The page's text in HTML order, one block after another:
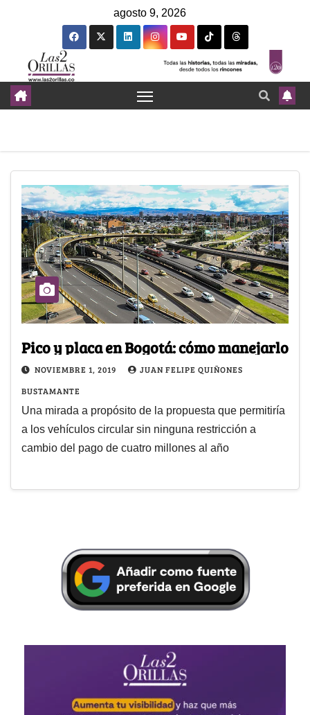
agosto 9, 2026
Pico y placa en Bogotá: cómo manejarlo
NOVIEMBRE 1, 2019
JUAN FELIPE QUIÑONES
BUSTAMANTE
Una mirada a propósito de la propuesta que permitiría
a los vehículos circular sin ninguna restricción a
cambio del pago de cuatro millones al año